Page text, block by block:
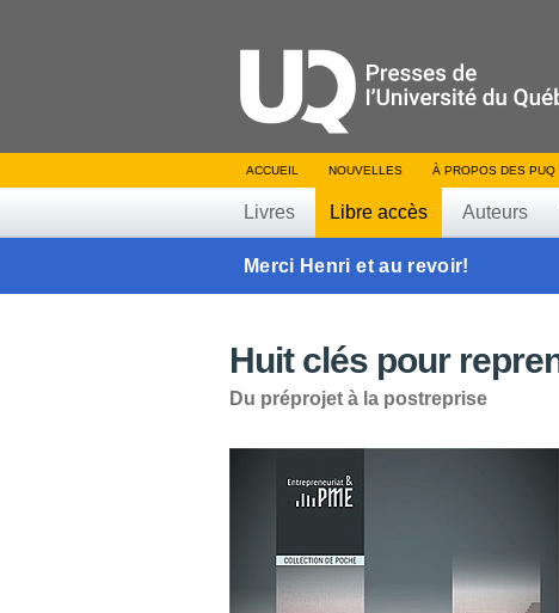
ACCUEIL NOUVELLES À PROPOS DES PUQ
Livres Libre accès Auteurs
Merci Henri et au revoir!
Huit clés pour
Du préprojet à la postreprise